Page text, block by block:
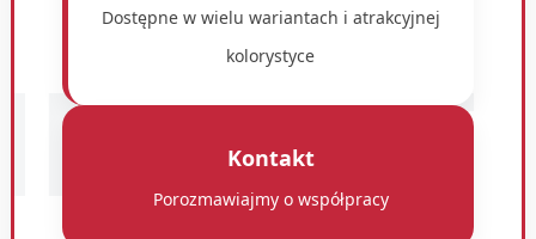
Dostępne w wielu wariantach i atrakcyjnej
kolorystyce
Kontakt
Porozmawiajmy o współpracy